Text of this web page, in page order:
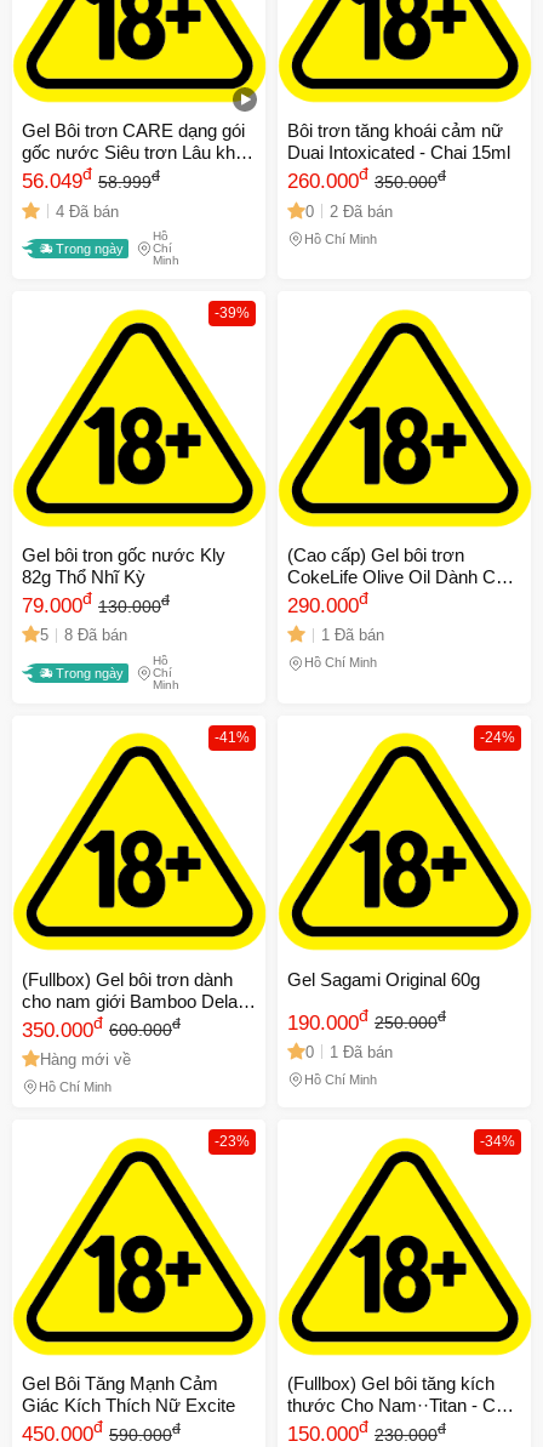
Gel Bôi trơn CARE dạng gói
gốc nước Siêu trơn Lâu khô
An toàn Hương dịu nhẹ (5 gr
x 5 gói)
56.049đ 58.999đ
4 Đã bán
Trong ngày
Hồ
Chí
Minh
Bôi trơn tăng khoái cảm nữ
Duai Intoxicated - Chai 15ml
260.000đ 350.000đ
0 2 Đã bán
Hồ Chí Minh
-39%
Gel bôi tron gốc nước Kly
82g Thổ Nhĩ Kỳ
79.000đ 130.000đ
5 8 Đã bán
Trong ngày
Hồ
Chí
Minh
(Cao cấp) Gel bôi trơn
CokeLife Olive Oil Dành Cho
Massage Toàn Thân Chính
hãng
290.000đ
1 Đã bán
Hồ Chí Minh
-41%
(Fullbox) Gel bôi trơn dành
cho nam giới Bamboo Delay
12ml Chính hãng 725629
350.000đ 600.000đ
Hàng mới về
Hồ Chí Minh
-24%
Gel Sagami Original 60g
190.000đ 250.000đ
0 1 Đã bán
Hồ Chí Minh
-23%
Gel Bôi Tăng Mạnh Cảm
Giác Kích Thích Nữ Excite
450.000đ 590.000đ
-34%
(Fullbox) Gel bôi tăng kích
thước Cho Nam··Titan - Chai
50ml Chính hãng
150.000đ 230.000đ